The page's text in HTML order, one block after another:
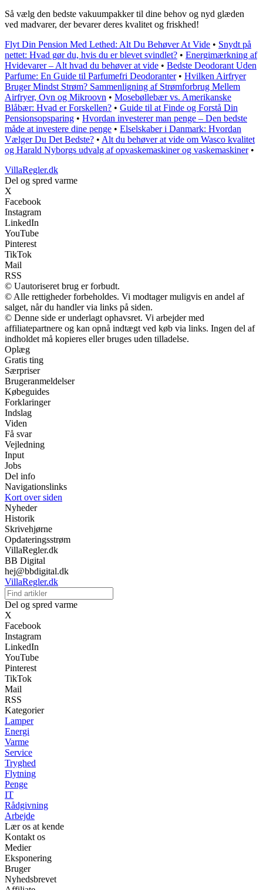
Så vælg den bedste vakuumpakker til dine behov og nyd glæden
ved madvarer, der bevarer deres kvalitet og friskhed!
Flyt Din Pension Med Lethed: Alt Du Behøver At Vide • Snydt på
nettet: Hvad gør du, hvis du er blevet svindlet? • Energimærkning af
Hvidevarer – Alt hvad du behøver at vide • Bedste Deodorant Uden
Parfume: En Guide til Parfumefri Deodoranter• Hvilken Airfryer
Bruger Mindst Strøm? Sammenligning af Strømforbrug Mellem
Airfryer, Ovn og Mikroovn • Mosebøllebær vs. Amerikanske
Blåbær: Hvad er Forskellen? • Guide til at Finde og Forstå Din
Pensionsopsparing • Hvordan investerer man penge – Den bedste
måde at investere dine penge • Elselskaber i Danmark: Hvordan
Vælger Du Det Bedste? • Alt du behøver at vide om Wasco kvalitet
og Harald Nyborgs udvalg af opvaskemaskiner og vaskemaskiner•
VillaRegler.dk
Del og spred varme
X
Facebook
Instagram
LinkedIn
YouTube
Pinterest
TikTok
Mail
RSS
© Uautoriseret brug er forbudt.
© Alle rettigheder forbeholdes. Vi modtager muligvis en andel af
salget, når du handler via links på siden.
© Denne side er underlagt ophavsret. Vi arbejder med
affiliatepartnere og kan opnå indtægt ved køb via links. Ingen del af
indholdet må kopieres eller bruges uden tilladelse.
Oplæg
Gratis ting
Særpriser
Brugeranmeldelser
Købeguides
Forklaringer
Indslag
Viden
Få svar
Vejledning
Input
Jobs
Del info
Navigationslinks
Kort over siden
Nyheder
Historik
Skrivehjørne
Opdateringsstrøm
VillaRegler.dk
BB Digital
hej@bbdigital.dk
VillaRegler.dk
Del og spred varme
X
Facebook
Instagram
LinkedIn
YouTube
Pinterest
TikTok
Mail
RSS
Kategorier
Lamper
Energi
Varme
Service
Tryghed
Flytning
Penge
IT
Rådgivning
Arbejde
Lær os at kende
Kontakt os
Medier
Eksponering
Bruger
Nyhedsbrevet